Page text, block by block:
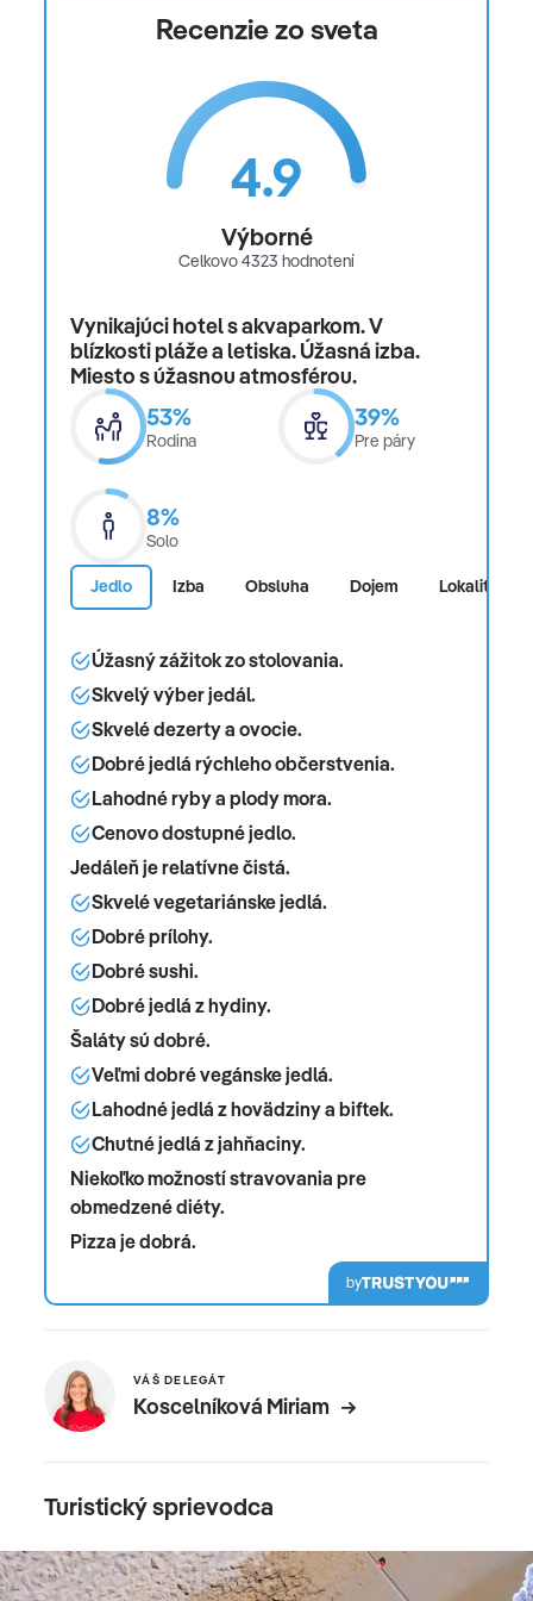
pre lety so Satur Dynamic cena zahŕňa leteckú
sedadlo pred vami, max. rozmer 40x30x20 cm) a iba vo
vybraných termínoch podpalubnú batožinu, ubytovanie
podľa počtu zvolených nocí, stravovanie podľa typu
kapacity, poistenie insolventnosti, delegáta CK na
komplexné cestovné poistenie
Oficiálne hodnotenie
Recenzie zo sveta
4.9
Výborné
Celkovo 4323 hodnotení
Vynikajúci hotel s akvaparkom. V
blízkosti pláže a letiska. Úžasná izba.
Miesto s úžasnou atmosférou.
53%
Rodina
39%
Pre páry
8%
Solo
Jedlo Izba Obsluha Dojem Lokalita
Úžasný zážitok zo stolovania.
Skvelý výber jedál.
Skvelé dezerty a ovocie.
Dobré jedlá rýchleho občerstvenia.
Lahodné ryby a plody mora.
Cenovo dostupné jedlo.
Jedáleň je relatívne čistá.
Skvelé vegetariánske jedlá.
Dobré prílohy.
Dobré sushi.
Dobré jedlá z hydiny.
Šaláty sú dobré.
Veľmi dobré vegánske jedlá.
Lahodné jedlá z hovädziny a biftek.
Chutné jedlá z jahňaciny.
Niekoľko možností stravovania pre
obmedzené diéty.
Pizza je dobrá.
by
VÁŠ DELEGÁT
Koscelníková Miriam
Turistický sprievodca